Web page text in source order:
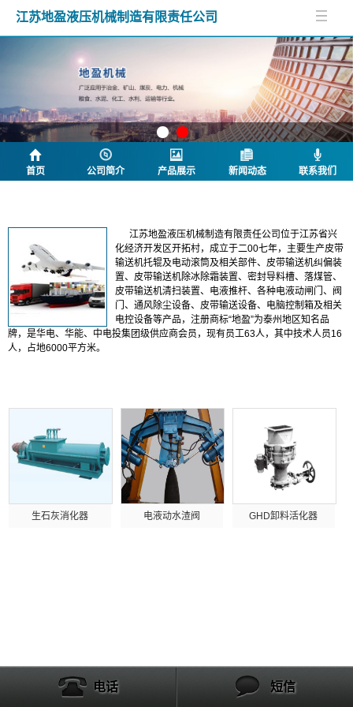
江苏地盈液压机械制造有限责任公司
首页 公司简介 产品展示 新闻动态 联系我们
江苏地盈液压机械制造有限责任公司位于江苏省兴
化经济开发区开拓村，成立于二00七年，主要生产皮带
输送机托辊及电动滚筒及相关部件、皮带输送机纠偏装
置、皮带输送机除冰除霜装置、密封导料槽、落煤管、
皮带输送机清扫装置、电液推杆、各种电液动闸门、阀
门、通风除尘设备、皮带输送设备、电脑控制箱及相关
电控设备等产品，注册商标“地盈”为泰州地区知名品
牌，是华电、华能、中电投集团级供应商会员，现有员工63人，其中技术人员16
人，占地6000平方米。
生石灰消化器 电液动水渣阀 GHD卸料活化器
电话 短信